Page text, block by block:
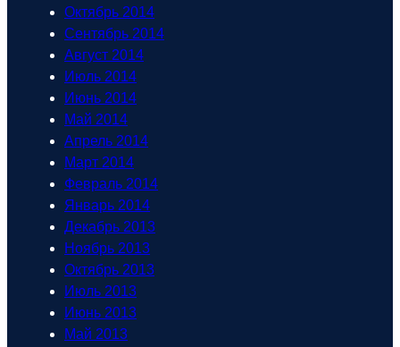
Октябрь 2014
Сентябрь 2014
Август 2014
Июль 2014
Июнь 2014
Май 2014
Апрель 2014
Март 2014
Февраль 2014
Январь 2014
Декабрь 2013
Ноябрь 2013
Октябрь 2013
Июль 2013
Июнь 2013
Май 2013